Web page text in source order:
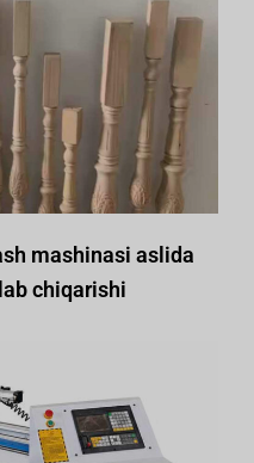
mashinasi aslida
chiqarishi